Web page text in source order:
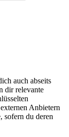
auch abseits
dir relevante
Anbietern
sofern du deren